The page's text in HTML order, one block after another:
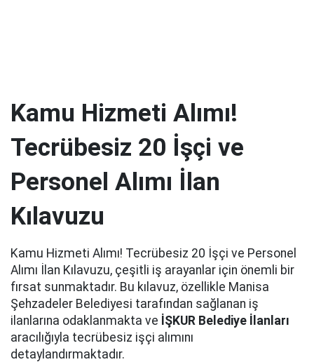
Kamu Hizmeti Alımı!
Tecrübesiz 20 İşçi ve
Personel Alımı İlan
Kılavuzu
Kamu Hizmeti Alımı! Tecrübesiz 20 İşçi ve Personel
Alımı İlan Kılavuzu, çeşitli iş arayanlar için önemli bir
fırsat sunmaktadır. Bu kılavuz, özellikle Manisa
Şehzadeler Belediyesi tarafından sağlanan iş
ilanlarına odaklanmakta ve İŞKUR Belediye İlanları
aracılığıyla tecrübesiz işçi alımını
detaylandırmaktadır.